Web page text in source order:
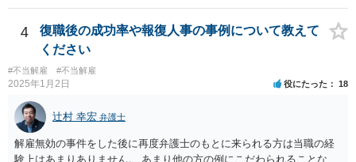
懸念するのであれば、ご相談者さんが経営者に対してその旨を伝え、
考えを改められるよう進言なさってはいかがでしょうか。
勝ち負けは、法律構成に必要な事実の主張と証拠の的確さに尽きま
す。その意味では「無益的記載事項」です。 法律的に全く意味がな
い主張で、過度に攻撃的な文章ですから、少なくとも記載する必要は
全くない事項です。 こういったことが記載された場合には、完全ス
ルーする方が印象はよいのが普通です。
4
復職後の成功率や報復人事の事例について教えて
ください
#不当解雇 #不当解雇
2025年1月2日 役にたった 18
辻村 幸宏 弁護士
解雇無効の事件をした後に再度弁護士のもとに来られる方は当職の経
験上はあまりありません。 あまり他の方の例にこだわられることな